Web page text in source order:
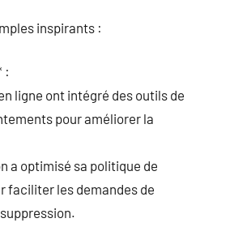
inspirants :
:
ligne ont intégré des outils de
pour améliorer la
a optimisé sa politique de
faciliter les demandes de